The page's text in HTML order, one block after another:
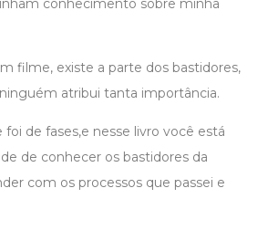
conhecimento sobre minha
filme, existe a parte dos bastidores,
atribui tanta importância.
foi de fases,e nesse livro você está
de conhecer os bastidores da
com os processos que passei e